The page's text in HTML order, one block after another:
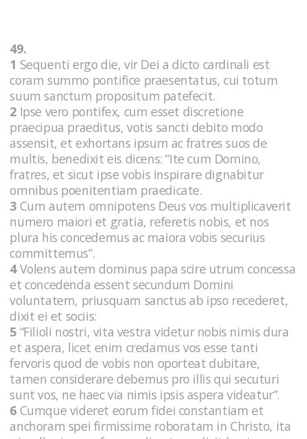
49.
1 Sequenti ergo die, vir Dei a dicto cardinali est
coram summo pontifice praesentatus, cui totum
suum sanctum propositum patefecit.
2 Ipse vero pontifex, cum esset discretione
praecipua praeditus, votis sancti debito modo
assensit, et exhortans ipsum ac fratres suos de
multis, benedixit eis dicens: “Ite cum Domino,
fratres, et sicut ipse vobis inspirare dignabitur
omnibus poenitentiam praedicate.
3 Cum autem omnipotens Deus vos multiplicaverit
numero maiori et gratia, referetis nobis, et nos
plura his concedemus ac maiora vobis securius
committemus”.
4Volens autem dominus papa scire utrum concessa
et concedenda essent secundum Domini
voluntatem, priusquam sanctus ab ipso recederet,
dixit ei et sociis:
5 “Filioli nostri, vita vestra videtur nobis nimis dura
et aspera, licet enim credamus vos esse tanti
fervoris quod de vobis non oporteat dubitare,
tamen considerare debemus pro illis qui secuturi
sunt vos, ne haec via nimis ipsis aspera videatur”.
6 Cumque videret eorum fidei constantiam et
anchoram spei firmissime roboratam in Christo, ita